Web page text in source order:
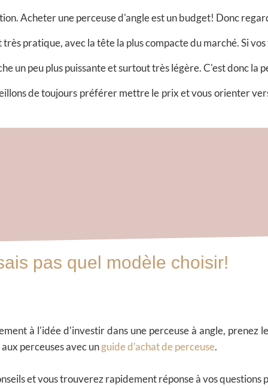
Acheter une perceuse d'angle est un budget! Donc
pratique, avec la tête la plus compacte du marché. Si
un peu plus puissante et surtout très légère. C'est donc
de toujours préférer mettre le prix et vous orienter
pas quel modèle choisir!
à l'idée d'investir dans une perceuse à angle, prenez
perceuses avec unguide d'achat de perceuse.
et vous trouverez rapidement réponse à vos